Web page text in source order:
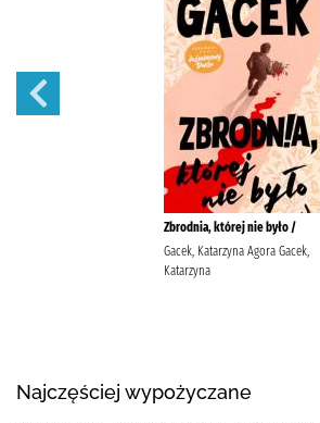
Zbrodnia, której nie było /
Gacek, Katarzyna Agora Gacek,
Katarzyna
Najczęściej wypożyczane